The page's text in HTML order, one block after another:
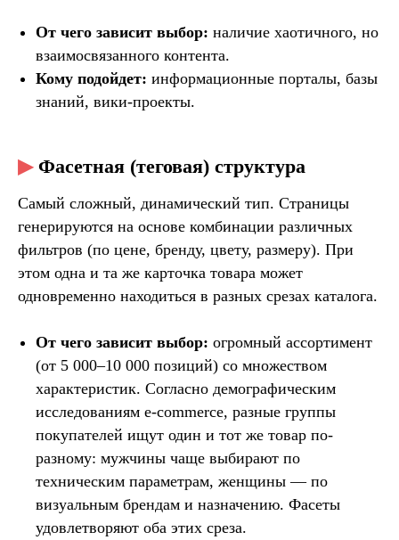
От чего зависит выбор: наличие хаотичного, но
взаимосвязанного контента.
Кому подойдет: информационные порталы, базы
знаний, вики-проекты.
▶Фасетная (теговая) структура
Самый сложный, динамический тип. Страницы
генерируются на основе комбинации различных
фильтров (по цене, бренду, цвету, размеру). При
этом одна и та же карточка товара может
одновременно находиться в разных срезах каталога.
От чего зависит выбор: огромный ассортимент
(от 5 000–10 000 позиций) со множеством
характеристик. Согласно демографическим
исследованиям e-commerce, разные группы
покупателей ищут один и тот же товар по-
разному: мужчины чаще выбирают по
техническим параметрам, женщины — по
визуальным брендам и назначению. Фасеты
удовлетворяют оба этих среза.